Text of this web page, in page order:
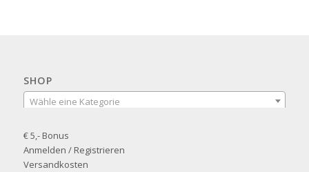
SHOP
Wähle eine Kategorie
€ 5,- Bonus
Anmelden / Registrieren
Versandkosten